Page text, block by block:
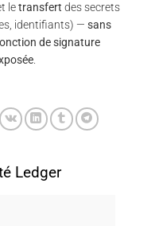
letransfert des secrets
identifiants) — sans
de signature
.
Ledger